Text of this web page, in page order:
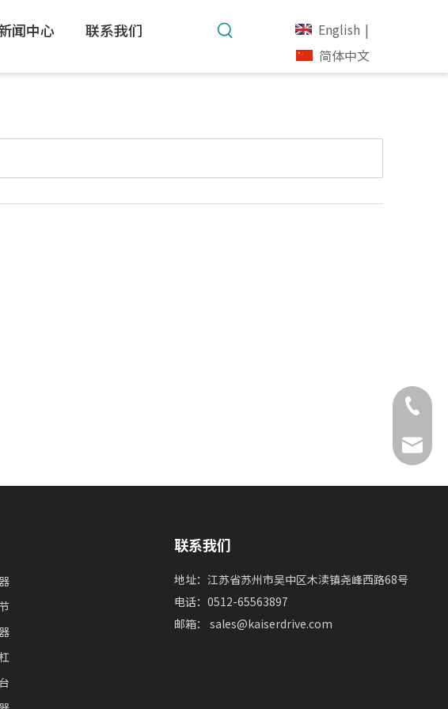
闻中心 联系我们 English |
简体中文
0512-
联系我们
地址：江苏省苏州市吴中区木渎镇尧峰西路68号
电话：0512-65563897
邮箱： sales@kaiserdrive.com